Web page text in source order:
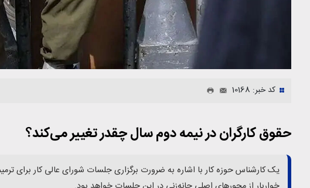
کد خبر: 10168
حقوق کارگران در نیمه دوم سال چقدر تغییر می‌کند؟
یک کارشناس حوزه کار با اشاره به ضرورت برگزاری جلسات شورای عالی کار برای